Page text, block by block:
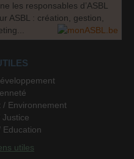
les responsables d’ASBL
ASBL : création, gestion,
/ Environnement
Justice
Education
utiles